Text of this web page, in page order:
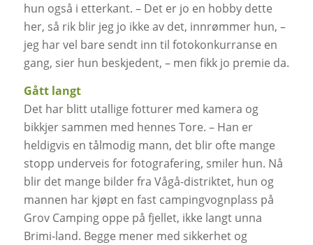
hun også i etterkant. – Det er jo en hobby dette
her, så rik blir jeg jo ikke av det, innrømmer hun, –
jeg har vel bare sendt inn til fotokonkurranse en
gang, sier hun beskjedent, – men fikk jo premie da.
Gått langt
Det har blitt utallige fotturer med kamera og
bikkjer sammen med hennes Tore. – Han er
heldigvis en tålmodig mann, det blir ofte mange
stopp underveis for fotografering, smiler hun. Nå
blir det mange bilder fra Vågå-distriktet, hun og
mannen har kjøpt en fast campingvognplass på
Grov Camping oppe på fjellet, ikke langt unna
Brimi-land. Begge mener med sikkerhet og